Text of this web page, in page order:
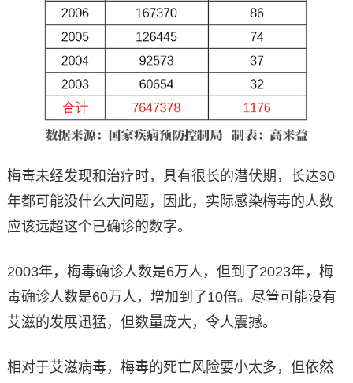
梅毒未经发现和治疗时，具有很长的潜伏期，长达30
年都可能没什么大问题，因此，实际感染梅毒的人数
应该远超这个已确诊的数字。
2003年，梅毒确诊人数是6万人，但到了2023年，梅
毒确诊人数是60万人，增加到了10倍。尽管可能没有
艾滋的发展迅猛，但数量庞大，令人震撼。
相对于艾滋病毒，梅毒的死亡风险要小太多，但依然